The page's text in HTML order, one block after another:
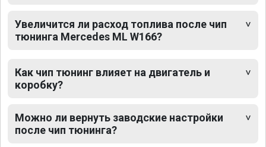
Увеличится ли расход топлива после чип
тюнинга Mercedes ML W166?
Как чип тюнинг влияет на двигатель и
коробку?
Можно ли вернуть заводские настройки
после чип тюнинга?